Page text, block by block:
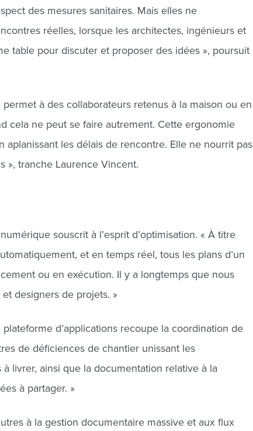
des mesures sanitaires. Mais elles ne
réelles, lorsque les architectes, ingénieurs et
table pour discuter et proposer des idées », poursuit
à des collaborateurs retenus à la maison ou en
cela ne peut se faire autrement. Cette ergonomie
les délais de rencontre. Elle ne nourrit pas
», tranche Laurence Vincent.
souscrit à l’esprit d’optimisation. « À titre
et en temps réel, tous les plans d’un
ou en exécution. Il y a longtemps que nous
designers de projets. »
d’applications recoupe la coordination de
de déficiences de chantier unissant les
livrer, ainsi que la documentation relative à la
à partager. »
à la gestion documentaire massive et aux flux